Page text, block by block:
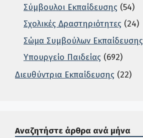
Σύμβουλοι Εκπαίδευσης (54)
Σχολικές Δραστηριότητες (24)
Σώμα Συμβούλων Εκπαίδευσης
Υπουργείο Παιδείας (692)
Διευθύντρια Εκπαίδευσης (22)
Αναζητήστε άρθρα ανά μήνα